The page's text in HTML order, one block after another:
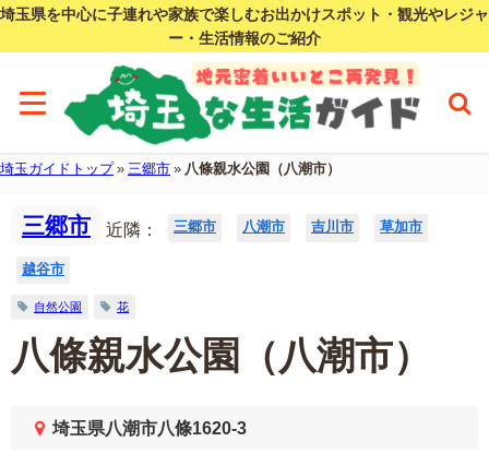
埼玉県を中心に子連れや家族で楽しむお出かけスポット・観光やレジャ
ー・生活情報のご紹介
埼玉ガイドトップ» 三郷市 » 八條親水公園（八潮市）
三郷市 近隣： 三郷市 八潮市 吉川市 草加市
越谷市
自然公園 花
八條親水公園（八潮市）
埼玉県八潮市八條1620-3